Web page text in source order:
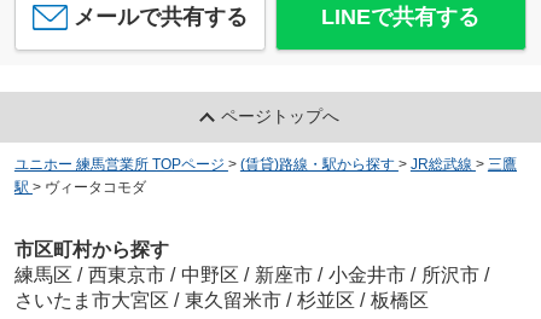
メールで共有する LINEで共有する
ページトップへ
ユニホー 練馬営業所 TOPページ > (賃貸)路線・駅から探す > JR総武線 > 三鷹
駅 > ヴィータコモダ
市区町村から探す
練馬区 / 西東京市 / 中野区 / 新座市 / 小金井市 / 所沢市 /
さいたま市大宮区 / 東久留米市 / 杉並区 / 板橋区